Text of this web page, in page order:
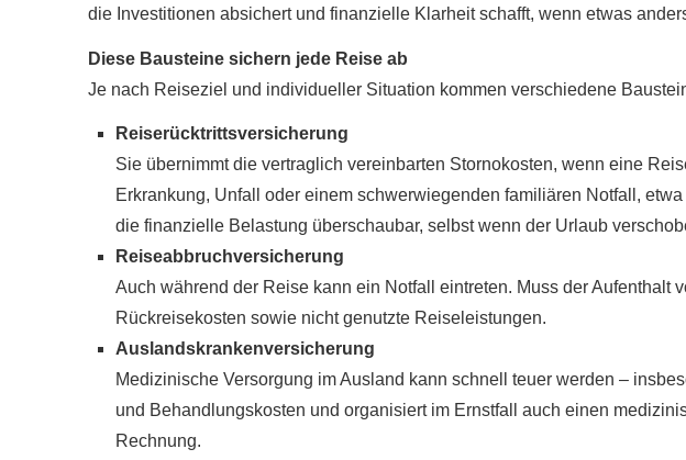
die Investitionen absichert und finanzielle Klarheit schafft, wenn etwas
Diese Bausteine sichern jede Reise ab
Je nach Reiseziel und individueller Situation kommen verschiedene
Reiserücktrittsversicherung
Sie übernimmt die vertraglich vereinbarten Stornokosten, wenn eine
Erkrankung, Unfall oder einem schwerwiegenden familiären Notfall,
die finanzielle Belastung überschaubar, selbst wenn der Urlaub
Reiseabbruchversicherung
Auch während der Reise kann ein Notfall eintreten. Muss der
Rückreisekosten sowie nicht genutzte Reiseleistungen.
Auslandskrankenversicherung
Medizinische Versorgung im Ausland kann schnell teuer werden –
und Behandlungskosten und organisiert im Ernstfall auch einen
Rechnung.